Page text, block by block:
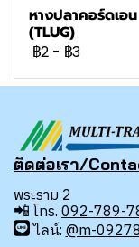
หางปลาคอร์ดเอน
(TLUG)
฿2 - ฿3
ติดต่อเรา/
พระราม 2
📲 โทร. 092-789-
ไลน์: @m-